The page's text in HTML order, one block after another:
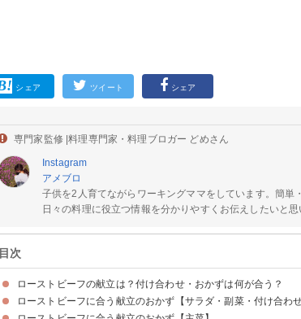
シェア ツイート シェア
専門家監修 |料理専門家・料理ブロガー どめさん
Instagram
アメブロ
子供を2人育てながらワーキングママをしています。簡単
日々の料理に役立つ情報を分かりやすくお伝えしたいと
目次
ローストビーフの献立は？付け合わせ・おかずは何が合う？
ローストビーフに合う献立のおかず【サラダ・副菜・付け合わせ